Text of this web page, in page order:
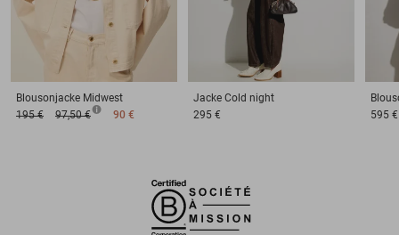
Blousonjacke Midwest
195 €
97,50 € 90 €
Jacke Cold night
295 €
595 €